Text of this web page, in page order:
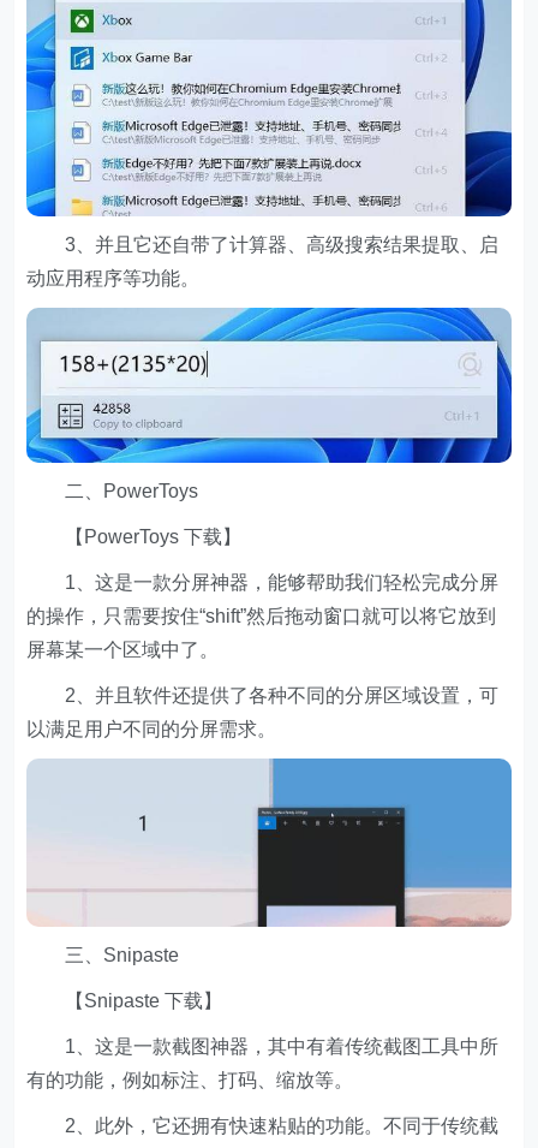
3、并且它还自带了计算器、高级搜索结果提取、启
动应用程序等功能。
二、PowerToys
【PowerToys 下载】
1、这是一款分屏神器，能够帮助我们轻松完成分屏
的操作，只需要按住“shift”然后拖动窗口就可以将它放到
屏幕某一个区域中了。
2、并且软件还提供了各种不同的分屏区域设置，可
以满足用户不同的分屏需求。
三、Snipaste
【Snipaste 下载】
1、这是一款截图神器，其中有着传统截图工具中所
有的功能，例如标注、打码、缩放等。
2、此外，它还拥有快速粘贴的功能。不同于传统截